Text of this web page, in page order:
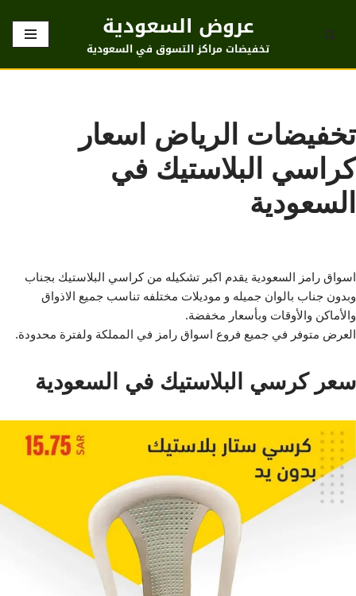
تخطى
عروض السعودية
تخفيضات مراكز التسوق في السعودية
تخفيضات الرياض اسعار
كراسي البلاستيك في
السعودية
اسواق رامز السعودية يقدم اكبر تشكيله من كراسي البلاستيك بجناب
وبدون جناب بالوان جميله و موديلات مختلفه تناسب جميع الاذواق
والأماكن والأوقات وبأسعار مخفضة.
العرض متوفر في جميع فروع اسواق رامز في المملكة ولفترة محدودة.
سعر كرسي البلاستيك في السعودية